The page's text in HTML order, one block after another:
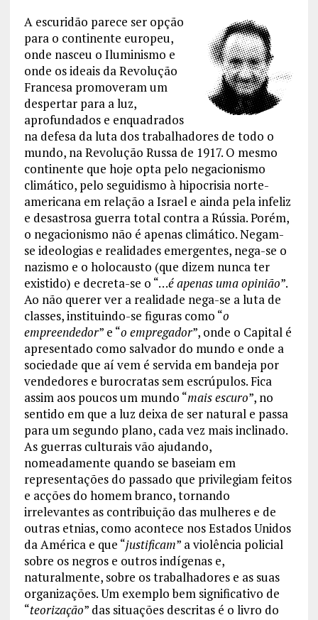
A escuridão parece ser opção
para o continente europeu,
onde nasceu o Iluminismo e
onde os ideais da Revolução
Francesa promoveram um
despertar para a luz,
aprofundados e enquadrados
na defesa da luta dos trabalhadores de todo o
mundo, na Revolução Russa de 1917. O mesmo
continente que hoje opta pelo negacionismo
climático, pelo seguidismo à hipocrisia norte-
americana em relação a Israel e ainda pela infeliz
e desastrosa guerra total contra a Rússia. Porém,
o negacionismo não é apenas climático. Negam-
se ideologias e realidades emergentes, nega-se o
nazismo e o holocausto (que dizem nunca ter
existido) e decreta-se o “…é apenas uma opinião”.
Ao não querer ver a realidade nega-se a luta de
classes, instituindo-se figuras como “o
empreendedor” e “o empregador”, onde o Capital é
apresentado como salvador do mundo e onde a
sociedade que aí vem é servida em bandeja por
vendedores e burocratas sem escrúpulos. Fica
assim aos poucos um mundo “mais escuro”, no
sentido em que a luz deixa de ser natural e passa
para um segundo plano, cada vez mais inclinado.
As guerras culturais vão ajudando,
nomeadamente quando se baseiam em
representações do passado que privilegiam feitos
e acções do homem branco, tornando
irrelevantes as contribuição das mulheres e de
outras etnias, como acontece nos Estados Unidos
da América e que “justificam” a violência policial
sobre os negros e outros indígenas e,
naturalmente, sobre os trabalhadores e as suas
organizações. Um exemplo bem significativo de
“teorização” das situações descritas é o livro do